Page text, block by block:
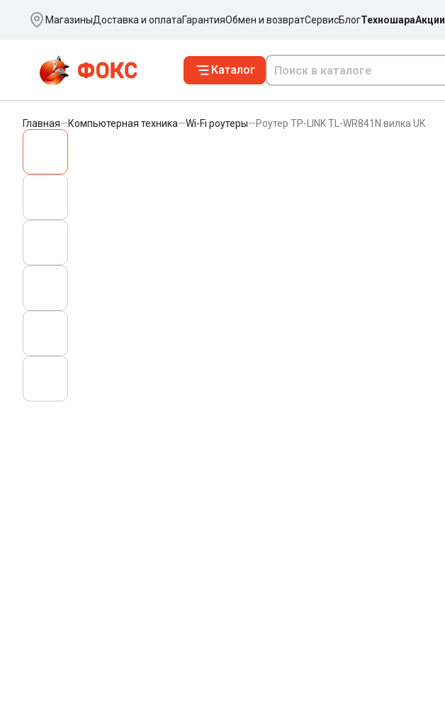
Ваш город
МагазиныДоставка и оплатаГарантияОбмен и возвратСервисБлогТехношараАкции
Каталог
Главная—Компьютерная техника—Wi-Fi роутеры—Роутер TP-LINK TL-WR841N вилка UK